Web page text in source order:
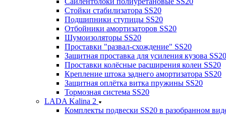
Стойки стабилизатора SS20
Подшипники ступицы SS20
Отбойники амортизаторов SS20
Шумоизоляторы SS20
Проставки "развал-схождение" SS20
Защитная проставка для усиления кузова SS20
Проставки колёсные расширения колеи SS20
Крепление штока заднего амортизатора SS20
Защитная оплётка витка пружины SS20
Тормозная система SS20
LADA Kalina 2
Комплекты подвески SS20 в разобранном